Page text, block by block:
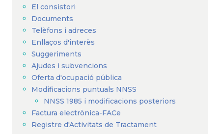
El consistori
Documents
Telèfons i adreces
Enllaços d'interès
Suggeriments
Ajudes i subvencions
Oferta d'ocupació pública
Modificacions puntuals NNSS
NNSS 1985 i modificacions posteriors
Factura electrònica-FACe
Registre d'Activitats de Tractament